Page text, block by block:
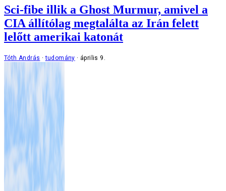
Sci-fibe illik a Ghost Murmur, amivel a
CIA állítólag megtalálta az Irán felett
lelőtt amerikai katonát
Tóth András tudomány április 9.